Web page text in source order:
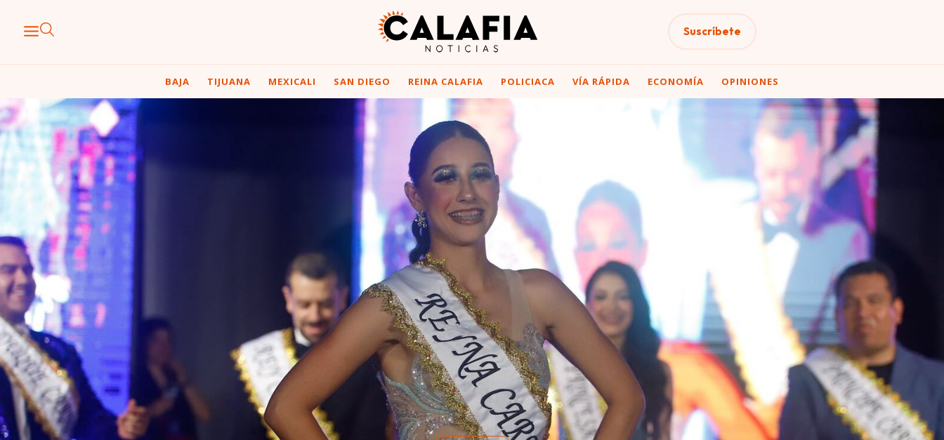
Suscríbete
BAJA TIJUANA MEXICALI SAN DIEGO REINA CALAFIA POLICIACA VÍA RÁPIDA ECONOMÍA OPINIONES